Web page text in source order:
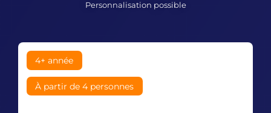
Personnalisation possible
4+ année
À partir de 4 personnes